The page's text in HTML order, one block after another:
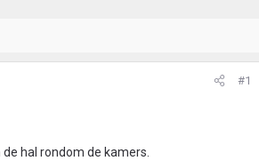
#1
hal rondom de kamers.